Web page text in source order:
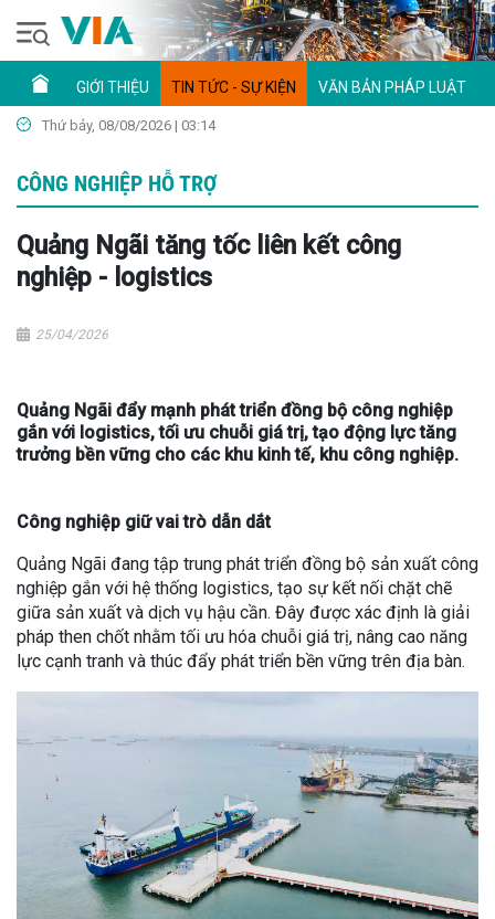
GIỚI THIỆU TIN TỨC - SỰ KIỆN VĂN BẢN PHÁP LUẬT
Thứ bảy, 08/08/2026 | 03:14
CÔNG NGHIỆP HỖ TRỢ
Quảng Ngãi tăng tốc liên kết công
nghiệp - logistics
25/04/2026
Quảng Ngãi đẩy mạnh phát triển đồng bộ công nghiệp
gắn với logistics, tối ưu chuỗi giá trị, tạo động lực tăng
trưởng bền vững cho các khu kinh tế, khu công nghiệp.
Công nghiệp giữ vai trò dẫn dắt
Quảng Ngãi đang tập trung phát triển đồng bộ sản xuất công
nghiệp gắn với hệ thống logistics, tạo sự kết nối chặt chẽ
giữa sản xuất và dịch vụ hậu cần. Đây được xác định là giải
pháp then chốt nhằm tối ưu hóa chuỗi giá trị, nâng cao năng
lực cạnh tranh và thúc đẩy phát triển bền vững trên địa bàn.